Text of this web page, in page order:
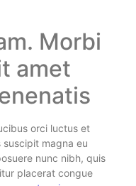
Morbi
amet
orci luctus et
suscipit magna eu
nunc nibh, quis
placerat congue